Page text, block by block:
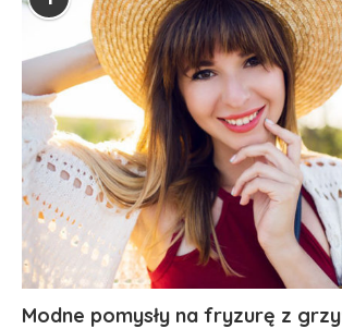
Modne pomysły na fryzurę z